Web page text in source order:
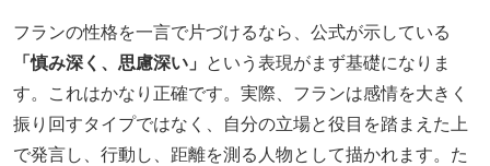
フランの性格を一言で片づけるなら、公式が示している
「慎み深く、思慮深い」
という表現がまず基礎になりま
す。これはかなり正確です。実際、フランは感情を大きく
振り回すタイプではなく、自分の立場と役目を踏まえた上
で発言し、行動し、距離を測る人物として描かれます。た